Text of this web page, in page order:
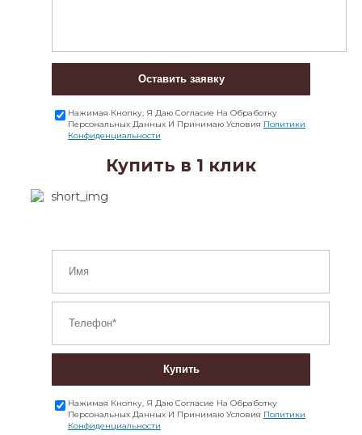
Оставить заявку
Нажимая Кнопку, Я Даю Согласие На Обработку
Персональных Данных И Принимаю Условия Политики
Конфиденциальности
Купить в 1 клик
Купить
Нажимая Кнопку, Я Даю Согласие На Обработку
Персональных Данных И Принимаю Условия Политики
Конфиденциальности